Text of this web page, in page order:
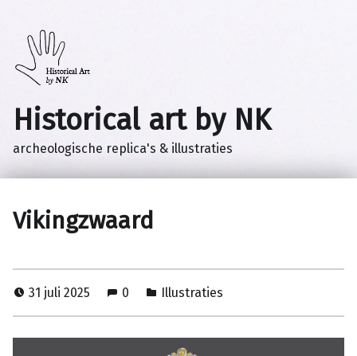
Historical art by NK
archeologische replica's & illustraties
Vikingzwaard
31 juli 2025 0 Illustraties